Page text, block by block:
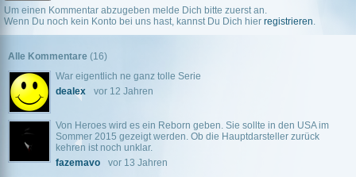
Um einen Kommentar abzugeben melde Dich bitte zuerst an.
Wenn Du noch kein Konto bei uns hast, kannst Du Dich hier registrieren.
Alle Kommentare (16)
War eigentlich ne ganz tolle Serie
dealex
vor 12 Jahren
Von Heroes wird es ein Reborn geben. Sie sollte in den USA im
Sommer 2015 gezeigt werden. Ob die Hauptdarsteller zurück
kehren ist noch unklar.
fazemavo
vor 13 Jahren